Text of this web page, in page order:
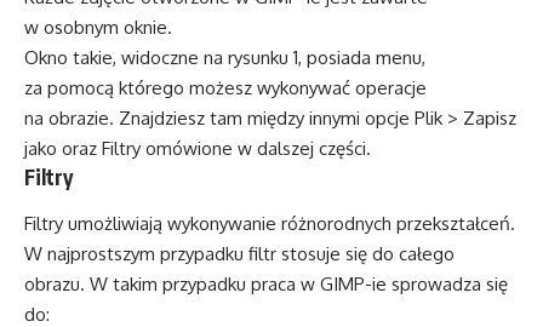
w osobnym oknie.
Okno takie, widoczne na rysunku 1, posiada menu,
za pomocą którego możesz wykonywać operacje
na obrazie. Znajdziesz tam między innymi opcje Plik > Zapisz
jako oraz Filtry omówione w dalszej części.
Filtry
Filtry umożliwiają wykonywanie różnorodnych przekształceń.
W najprostszym przypadku filtr stosuje się do całego
obrazu. W takim przypadku praca w GIMP-ie sprowadza się
do: